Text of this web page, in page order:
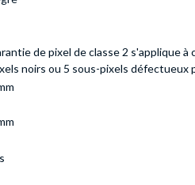
de pixel de classe 2 s'applique
noirs ou 5 sous-pixels défectueux